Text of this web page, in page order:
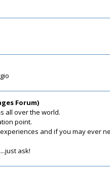
Forum)
all over the world.
point.
and if you may ever
ask!